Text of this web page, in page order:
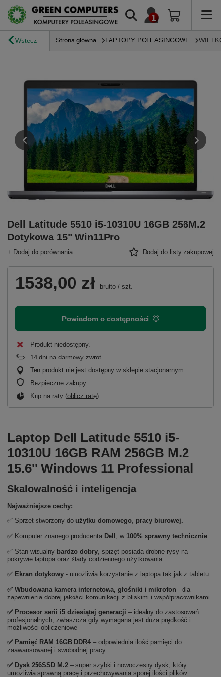
Wstecz Strona główna LAPTOPY POLEASINGOWE
Dell Latitude 5510 i5-10310U 16GB 256M.2
Dotykowa 15" Win11Pro
+ Dodaj do porównania Dodaj do listy zakupowej
1538,00 zł brutto / szt.
Powiadom o dostępności
Produkt niedostępny
14 dni na darmowy zwrot
Ten produkt nie jest dostępny w sklepie stacjonarnym
Bezpieczne zakupy
Kup na raty (oblicz ratę)
Laptop Dell Latitude 5510 i5-
10310U 16GB RAM 256GB M.2
15.6'' Windows 11 Professional
Skalowalność i inteligencja
Najważniejsze cechy:
✅ Sprzęt stworzony do użytku domowego, pracy biurowej.
✅ Komputer znanego producenta Dell , w 100% sprawny technicznie
✅ Stan wizualny bardzo dobry, sprzęt posiada drobne rysy na
pokrywie laptopa oraz ślady codziennego użytkowania.
✅ Ekran dotykowy - umożliwia korzystanie z laptopa tak jak z tabletu.
✅ Wbudowana kamera internetowa, głośniki i mikrofon - dla
zapewnienia dobrej jakości komunikacji z bliskimi i współpracownikami
✅ Procesor serii i5 dziesiątej generacji – idealny do zastosowań
profesjonalnych, zwłaszcza gdy wymagana jest duża prędkość i
możliwości obliczeniowe
✅ Pamięć RAM 16GB DDR4 – odpowiednia ilość pamięci do
zaawansowanej i swobodnej pracy
✅ Dysk 256SSD M.2 – super szybki i nowoczesny dysk, który
umożliwia sprawną pracę i przechowywania sporej ilości plików